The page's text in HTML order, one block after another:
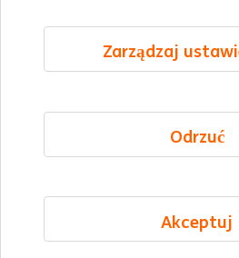
LinkedIn
Mapa strony
Oświadczenie o
Cookie
Akceptuj
Odrzuć
Zarządzaj